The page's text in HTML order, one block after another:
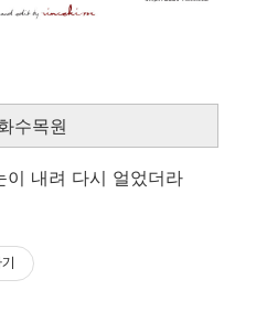
수목원
이 내려 다시 얼었더라